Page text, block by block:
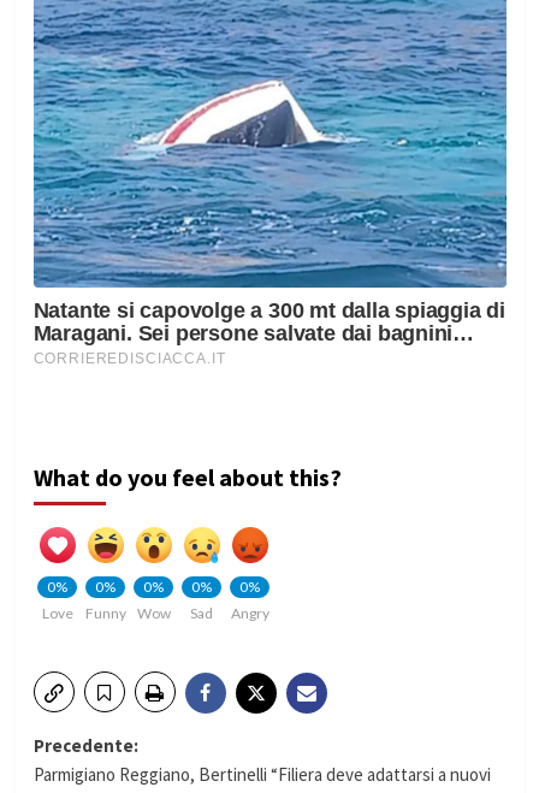
What do you feel about this?
0%
Love
0%
Funny
0%
Wow
0%
Sad
0%
Angry
Navigazione
Precedente:
Parmigiano Reggiano, Bertinelli “Filiera deve adattarsi a nuovi